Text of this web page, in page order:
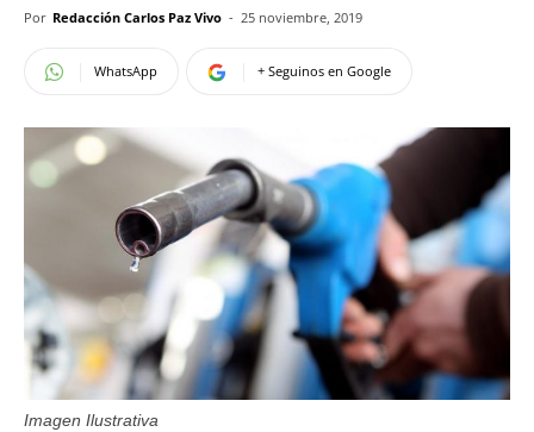
Por Redacción Carlos Paz Vivo - 25 noviembre, 2019
WhatsApp + Seguinos en Google
Imagen Ilustrativa